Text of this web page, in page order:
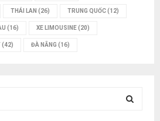
THÁI LAN (26) TRUNG QUỐC(12)
(16) XE LIMOUSINE(20)
(42) ĐÀ NẴNG (16)